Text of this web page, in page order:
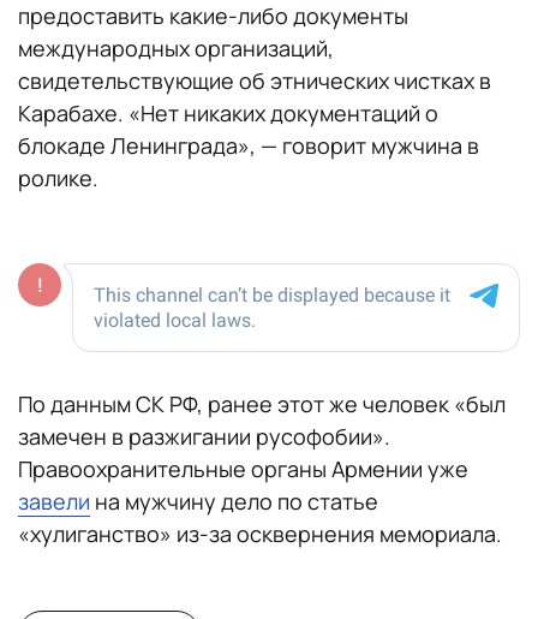
предоставить какие-либо документы
международных организаций,
свидетельствующие об этнических чистках в
Карабахе. «Нет никаких документаций о
блокаде Ленинграда», — говорит мужчина в
ролике.
По данным СК РФ, ранее этот же человек «был
замечен в разжигании русофобии».
Правоохранительные органы Армении уже
завели на мужчину дело по статье
«хулиганство» из-за осквернения мемориала.